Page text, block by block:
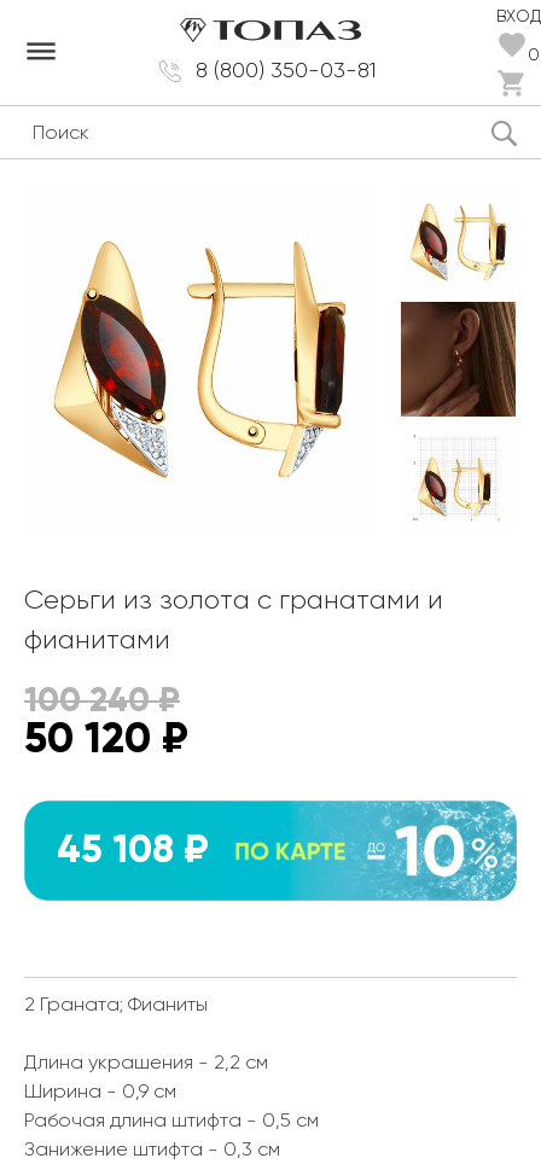
8 (800) 350-03-81
ВХОД
0
dehaze
Серьги из золота с гранатами и
фианитами
100 240₽
50 120 ₽
45 108 ₽
2 Граната; Фианиты
Длина украшения - 2,2 см
Ширина - 0,9 см
Рабочая длина штифта - 0,5 см
Занижение штифта - 0,3 см